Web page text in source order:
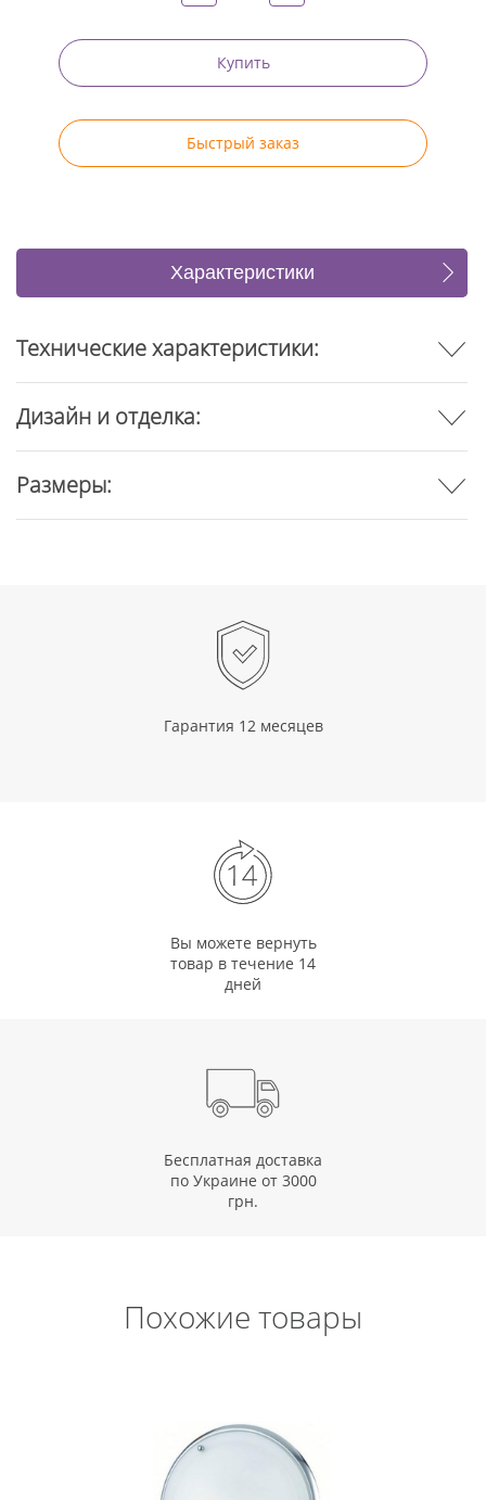
Pinterest
Купить
Быстрый заказ
Характеристики
Отзывы
Технические характеристики:
Дизайн и отделка:
Размеры:
Гарантия 12 месяцев
Вы можете вернуть
товар в течение 14
дней
Бесплатная доставка
по Украине от 3000
грн.
Похожие товары